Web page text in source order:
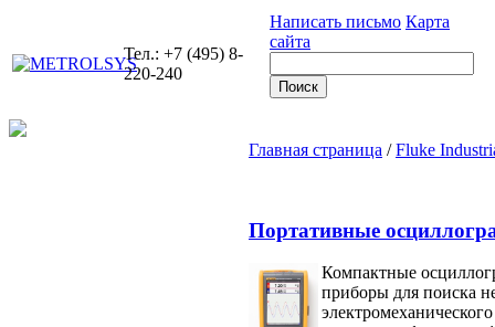
Тел.: +7 (495) 8-
220-240
Написать письмо Карта
сайта
Главная страница /Fluke
Портативные
Компактные
приборы для поиска